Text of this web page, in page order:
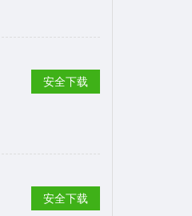
安全下载
安全下载